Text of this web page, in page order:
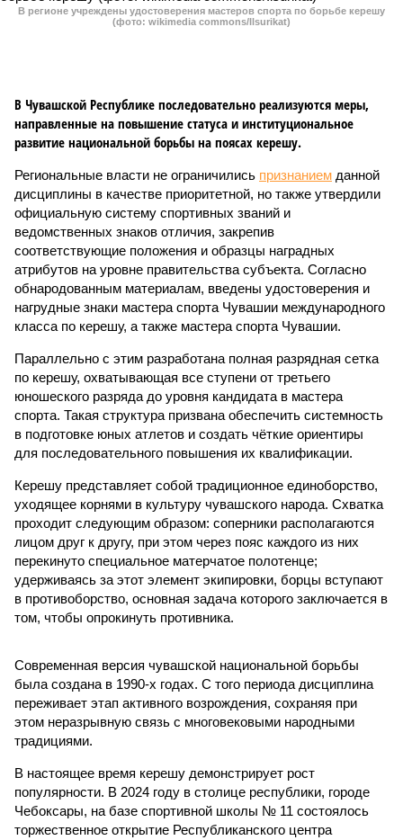
В регионе учреждены удостоверения мастеров спорта по борьбе керешу
(фото: wikimedia commons/Ilsurikat)
В Чувашской Республике последовательно реализуются меры,
направленные на повышение статуса и институциональное
развитие национальной борьбы на поясах керешу.
Региональные власти не ограничились признанием данной
дисциплины в качестве приоритетной, но также утвердили
официальную систему спортивных званий и
ведомственных знаков отличия, закрепив
соответствующие положения и образцы наградных
атрибутов на уровне правительства субъекта. Согласно
обнародованным материалам, введены удостоверения и
нагрудные знаки мастера спорта Чувашии международного
класса по керешу, а также мастера спорта Чувашии.
Параллельно с этим разработана полная разрядная сетка
по керешу, охватывающая все ступени от третьего
юношеского разряда до уровня кандидата в мастера
спорта. Такая структура призвана обеспечить системность
в подготовке юных атлетов и создать чёткие ориентиры
для последовательного повышения их квалификации.
Керешу представляет собой традиционное единоборство,
уходящее корнями в культуру чувашского народа. Схватка
проходит следующим образом: соперники располагаются
лицом друг к другу, при этом через пояс каждого из них
перекинуто специальное матерчатое полотенце;
удерживаясь за этот элемент экипировки, борцы вступают
в противоборство, основная задача которого заключается в
том, чтобы опрокинуть противника.
Современная версия чувашской национальной борьбы
была создана в 1990-х годах. С того периода дисциплина
переживает этап активного возрождения, сохраняя при
этом неразрывную связь с многовековыми народными
традициями.
В настоящее время керешу демонстрирует рост
популярности. В 2024 году в столице республики, городе
Чебоксары, на базе спортивной школы № 11 состоялось
торжественное открытие Республиканского центра